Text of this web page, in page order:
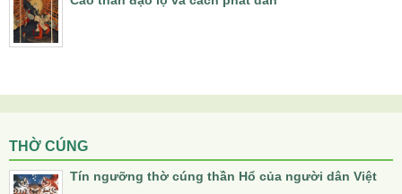
THỜ CÚNG
Tín ngưỡng thờ cúng thần Hổ của người dân Việt